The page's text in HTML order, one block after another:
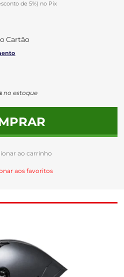
de 5%) no Pix
no estoque
ao carrinho
aos favoritos